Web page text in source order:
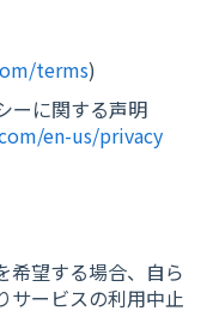
terms)
ーに関する声明
en-us/privacy
希望する場合、自ら
サービスの利用中止